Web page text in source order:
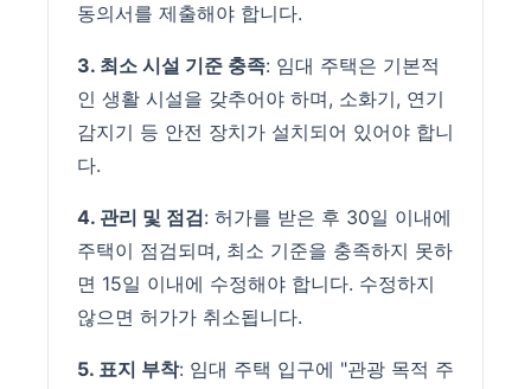
동의서를 제출해야 합니다.
3. 최소 시설 기준 충족: 임대 주택은 기본적
인 생활 시설을 갖추어야 하며, 소화기, 연기
감지기 등 안전 장치가 설치되어 있어야 합니
다.
4. 관리 및 점검: 허가를 받은 후 30일 이내에
주택이 점검되며, 최소 기준을 충족하지 못하
면 15일 이내에 수정해야 합니다. 수정하지
않으면 허가가 취소됩니다.
5. 표지 부착: 임대 주택 입구에 "관광 목적 주